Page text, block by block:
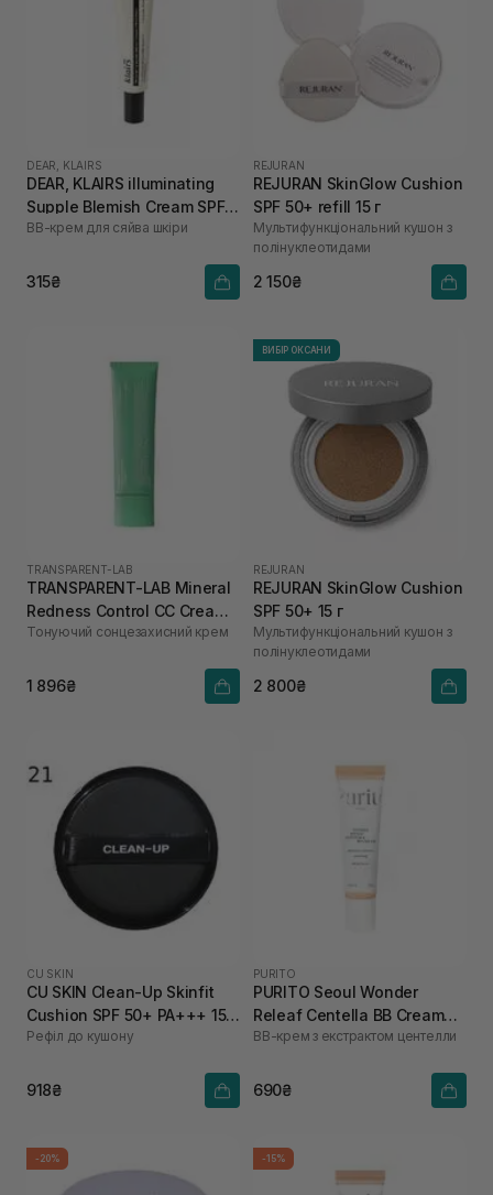
DEAR, KLAIRS
DEAR, KLAIRS illuminating
Supple Blemish Cream SPF
40 10 мл
ВВ-крем для сяйва шкіри
315₴
REJURAN
REJURAN SkinGlow Cushion
SPF 50+ refill 15 г
Мультифункціональний кушон з
полінуклеотидами
2 150₴
TRANSPARENT-LAB
TRANSPARENT-LAB Mineral
Redness Control CC Cream
SPF50 45 мл
Тонуючий сонцезахисний крем
1 896₴
ВИБІР ОКСАНИ
REJURAN
REJURAN SkinGlow Cushion
SPF 50+ 15 г
Мультифункціональний кушон з
полінуклеотидами
2 800₴
CU SKIN
CU SKIN Clean-Up Skinfit
Cushion SPF 50+ PA+++ 15 г
21 тон
Рефіл до кушону
918₴
PURITO
PURITO Seoul Wonder
Releaf Centella BB Cream
Neutral Ivory №13 30 мл
ВВ-крем з екстрактом центелли
690₴
-20% -15%